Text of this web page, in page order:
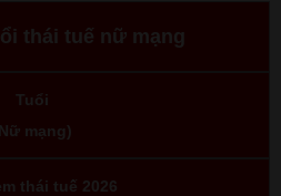
thái tuế nữ mạng
Tuổi
mạng)
thái tuế 2026